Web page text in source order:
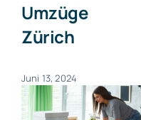
Umzüge
Zürich
Juni 13, 2024